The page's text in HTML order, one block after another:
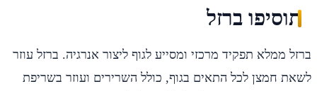
תוסיפו ברזל
ברזל ממלא תפקיד מרכזי ומסייע לגוף ליצור אנרגיה. ברזל עוזר
לשאת חמצן לכל התאים בגוף, כולל השרירים ועוזר בשריפת